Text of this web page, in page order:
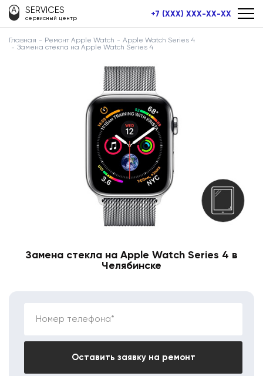
SERVICES
сервисный центр +7 (XXX) XXX-XX-XX
Главная Ремонт Apple Watch
Apple Watch Series 4
Замена стекла на Apple Watch Series 4
Замена стекла на Apple Watch Series 4 в
Челябинске
Номер телефона*
Оставить заявку на ремонт